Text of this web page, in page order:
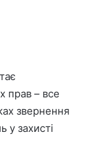
прав – все
звернення
у захисті